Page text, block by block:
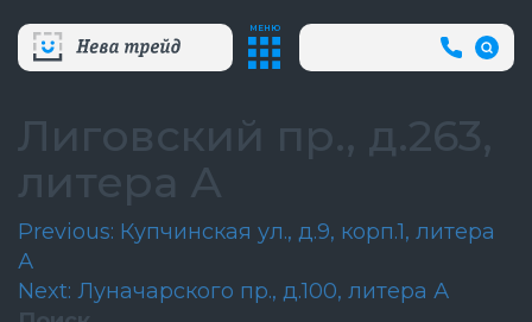
МЕНЮ
+7
(812)
66
Лиговский пр., д.263,
литера А
Навигация
по
Previous: Купчинская ул., д.9, корп.1, литера
А
Next: Луначарского пр., д.100, литера А